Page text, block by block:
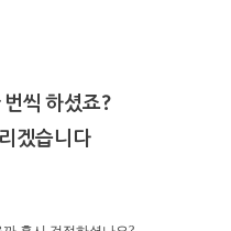
씩 하셨죠?
겠습니다